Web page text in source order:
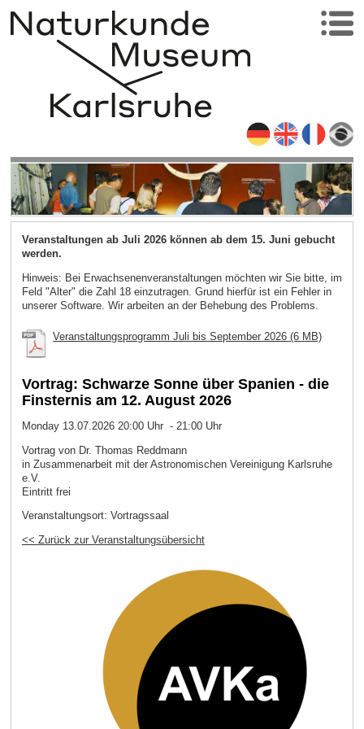
Veranstaltungen ab Juli 2026 können ab dem 15. Juni gebucht
werden.
Hinweis: Bei Erwachsenenveranstaltungen möchten wir Sie bitte, im
Feld "Alter" die Zahl 18 einzutragen. Grund hierfür ist ein Fehler in
unserer Software. Wir arbeiten an der Behebung des Problems.
Veranstaltungsprogramm Juli bis September 2026 (6 MB)
Vortrag: Schwarze Sonne über Spanien - die
Finsternis am 12. August 2026
Monday 13.07.2026 20:00 Uhr - 21:00 Uhr
Vortrag von Dr. Thomas Reddmann
in Zusammenarbeit mit der Astronomischen Vereinigung Karlsruhe
e.V.
Eintritt frei
Veranstaltungsort: Vortragssaal
<< Zurück zur Veranstaltungsübersicht